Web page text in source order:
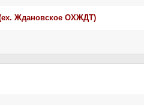
Ждановское ОХЖДТ)